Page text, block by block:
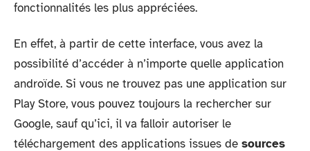
fonctionnalités les plus appréciées.
En effet, à partir de cette interface, vous avez la
possibilité d’accéder à n’importe quelle application
androïde. Si vous ne trouvez pas une application sur
Play Store, vous pouvez toujours la rechercher sur
Google, sauf qu’ici, il va falloir autoriser le
téléchargement des applications issues de sources